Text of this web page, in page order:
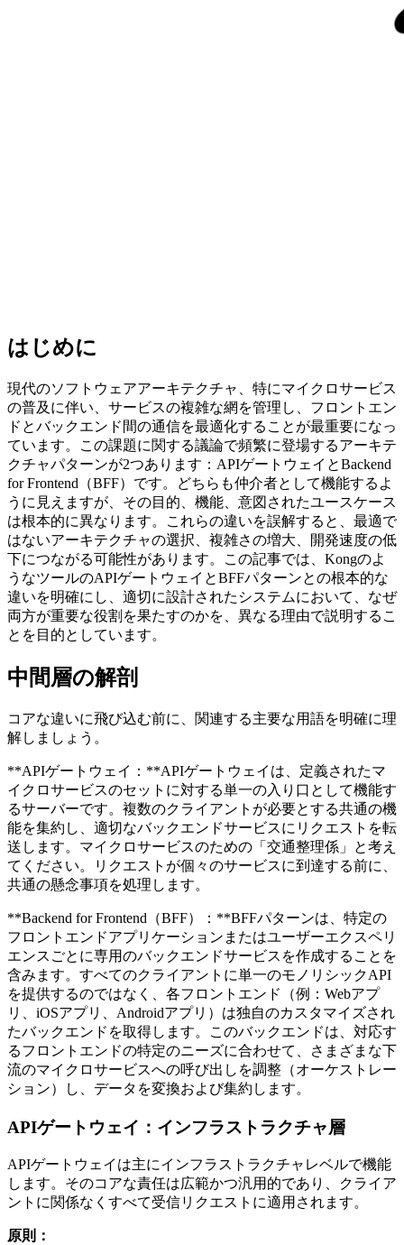
はじめに
現代のソフトウェアアーキテクチャ、特にマイクロサービス
の普及に伴い、サービスの複雑な網を管理し、フロントエン
ドとバックエンド間の通信を最適化することが最重要になっ
ています。この課題に関する議論で頻繁に登場するアーキテ
クチャパターンが2つあります：APIゲートウェイとBackend
for Frontend（BFF）です。どちらも仲介者として機能するよ
うに見えますが、その目的、機能、意図されたユースケース
は根本的に異なります。これらの違いを誤解すると、最適で
はないアーキテクチャの選択、複雑さの増大、開発速度の低
下につながる可能性があります。この記事では、Kongのよ
うなツールのAPIゲートウェイとBFFパターンとの根本的な
違いを明確にし、適切に設計されたシステムにおいて、なぜ
両方が重要な役割を果たすのかを、異なる理由で説明するこ
とを目的としています。
中間層の解剖
コアな違いに飛び込む前に、関連する主要な用語を明確に理
解しましょう。
**APIゲートウェイ：**APIゲートウェイは、定義されたマ
イクロサービスのセットに対する単一の入り口として機能す
るサーバーです。複数のクライアントが必要とする共通の機
能を集約し、適切なバックエンドサービスにリクエストを転
送します。マイクロサービスのための「交通整理係」と考え
てください。リクエストが個々のサービスに到達する前に、
共通の懸念事項を処理します。
**Backend for Frontend（BFF）：**BFFパターンは、特定の
フロントエンドアプリケーションまたはユーザーエクスペリ
エンスごとに専用のバックエンドサービスを作成することを
含みます。すべてのクライアントに単一のモノリシックAPI
を提供するのではなく、各フロントエンド（例：Webアプ
リ、iOSアプリ、Androidアプリ）は独自のカスタマイズされ
たバックエンドを取得します。このバックエンドは、対応す
るフロントエンドの特定のニーズに合わせて、さまざまな下
流のマイクロサービスへの呼び出しを調整（オーケストレー
ション）し、データを変換および集約します。
APIゲートウェイ：インフラストラクチャ層
APIゲートウェイは主にインフラストラクチャレベルで機能
します。そのコアな責任は広範かつ汎用的であり、クライア
ントに関係なくすべて受信リクエストに適用されます。
原則：